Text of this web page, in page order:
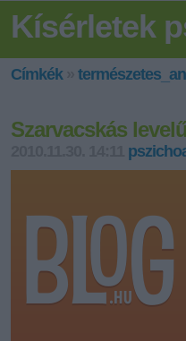
Kísérletek
Címkék»
Szarvacskás